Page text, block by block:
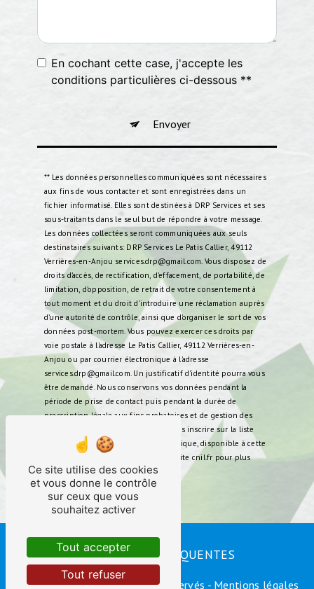
En cochant cette case, j'accepte les
conditions particulières ci-dessous **
Envoyer
** Les données personnelles communiquées sont nécessaires
aux fins de vous contacter et sont enregistrées dans un
fichier informatisé. Elles sont destinées à DRP Services et ses
sous-traitants dans le seul but de répondre à votre message.
Les données collectées seront communiquées aux seuls
destinataires suivants: DRP Services Le Patis Callier, 49112
Verrières-en-Anjou services.drp@gmail.com. Vous disposez de
droits d’accès, de rectification, d’effacement, de portabilité, de
limitation, d’opposition, de retrait de votre consentement à
tout moment et du droit d’introduire une réclamation auprès
d’une autorité de contrôle, ainsi que d’organiser le sort de vos
données post-mortem. Vous pouvez exercer ces droits par
voie postale à l'adresse Le Patis Callier, 49112 Verrières-en-
Anjou ou par courrier électronique à l'adresse
services.drp@gmail.com. Un justificatif d'identité pourra vous
être demandé. Nous conservons vos données pendant la
période de prise de contact puis pendant la durée de
prescription légale aux fins probatoires et de gestion des
contentieux. Vous avez le droit de vous inscrire sur la liste
d'opposition au démarchage téléphonique, disponible à cette
. Consultez le site cnil.fr pour plus
d’informations sur vos droits.
RECHERCHES FRÉQUENTES
Vistalid- 2026 - Tous droits réservés - Mentions légales
Ce site utilise des cookies
et vous donne le contrôle
sur ceux que vous
souhaitez activer
Tout accepter
Tout refuser